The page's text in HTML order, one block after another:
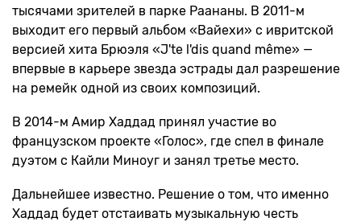
тысячами зрителей в парке Раананы. В 2011-м
выходит его первый альбом «Вайехи» с ивритской
версией хита Брюэля «J'te l'dis quand même» —
впервые в карьере звезда эстрады дал разрешение
на ремейк одной из своих композиций.
В 2014-м Амир Хаддад принял участие во
французском проекте «Голос», где спел в финале
дуэтом с Кайли Миноуг и занял третье место.
Дальнейшее известно. Решение о том, что именно
Хаддад будет отстаивать музыкальную честь